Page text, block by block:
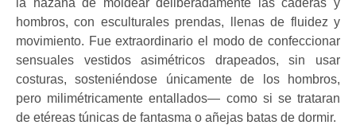
la hazaña de moldear deliberadamente las caderas y
hombros, con esculturales prendas, llenas de fluidez y
movimiento. Fue extraordinario el modo de confeccionar
sensuales vestidos asimétricos drapeados, sin usar
costuras, sosteniéndose únicamente de los hombros,
pero milimétricamente entallados— como si se trataran
de etéreas túnicas de fantasma o añejas batas de dormir.